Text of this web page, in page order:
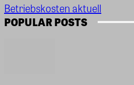
Betriebskosten aktuell
POPULAR POSTS